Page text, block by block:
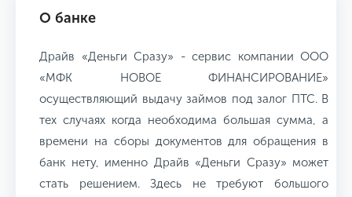
О банке
Драйв «Деньги Сразу» - сервис компании ООО
«МФК НОВОЕ ФИНАНСИРОВАНИЕ»
осуществляющий выдачу займов под залог ПТС. В
тех случаях когда необходима большая сумма, а
времени на сборы документов для обращения в
банк нету, именно Драйв «Деньги Сразу» может
стать решением. Здесь не требуют большого